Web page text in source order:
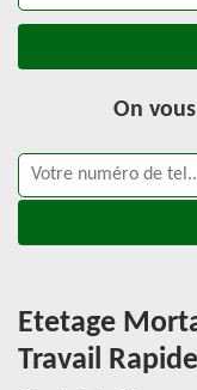
On
Etetage
Travail Rapide